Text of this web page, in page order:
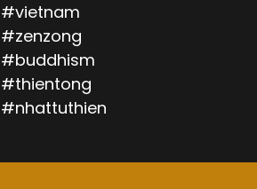
#vietnam
#zenzong
#buddhism
#thientong
#nhattuthien